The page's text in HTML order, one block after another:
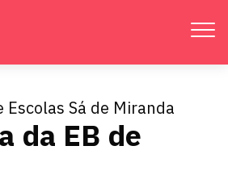
Sá de Miranda
da EB de